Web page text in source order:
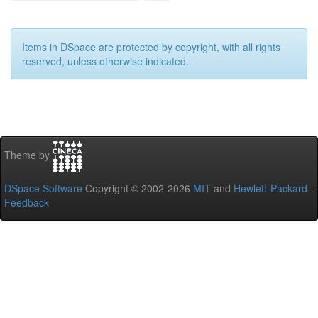
Items in DSpace are protected by copyright, with all rights
reserved, unless otherwise indicated.
Theme by
DSpace Software Copyright © 2002-2026 MIT and Hewlett-Packard -
Feedback